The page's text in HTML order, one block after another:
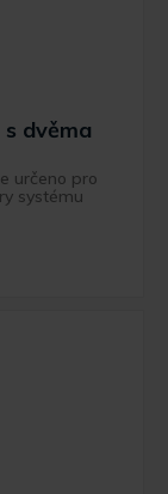
dvěma
určeno pro
systému